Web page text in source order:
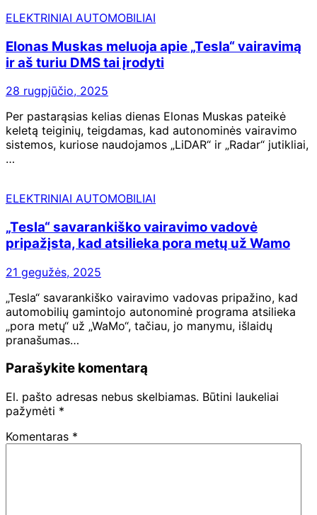
ELEKTRINIAI AUTOMOBILIAI
Elonas Muskas meluoja apie „Tesla“ vairavimą
ir aš turiu DMS tai įrodyti
28 rugpjūčio, 2025
Per pastarąsias kelias dienas Elonas Muskas pateikė
keletą teiginių, teigdamas, kad autonominės vairavimo
sistemos, kuriose naudojamos „LiDAR“ ir „Radar“ jutikliai,
…
ELEKTRINIAI AUTOMOBILIAI
„Tesla“ savarankiško vairavimo vadovė
pripažįsta, kad atsilieka pora metų už Wamo
21 gegužės, 2025
„Tesla“ savarankiško vairavimo vadovas pripažino, kad
automobilių gamintojo autonominė programa atsilieka
„pora metų“ už „WaMo“, tačiau, jo manymu, išlaidų
pranašumas…
Parašykite komentarą
El. pašto adresas nebus skelbiamas. Būtini laukeliai
pažymėti *
Komentaras *